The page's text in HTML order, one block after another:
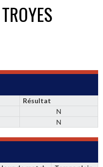
TROYES
Résultat
N
N